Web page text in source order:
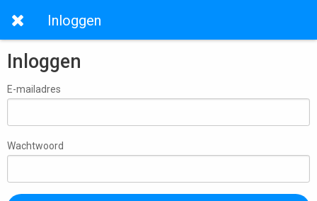
Inloggen
Inloggen
E-mailadres
Wachtwoord